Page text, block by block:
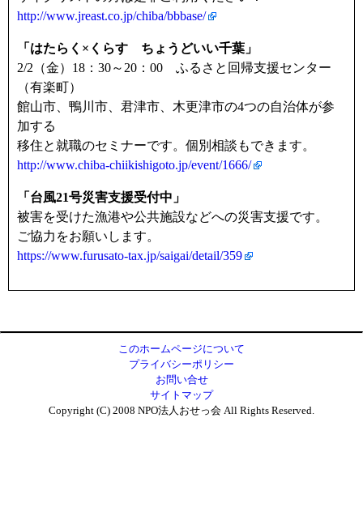
http://www.jreast.co.jp/chiba/bbbase/
「はたらく×くらす ちょうどいい千葉」
2/2（金）18：30～20：00 ふるさと回帰支援センター
（有楽町）
館山市、鴨川市、君津市、木更津市の4つの自治体が参
加する
移住と就職のセミナーです。個別相談もできます。
http://www.chiba-chiikishigoto.jp/event/1666/
「台風21号災害支援受付中」
被害を受けた漁港や公共施設などへの災害支援です。
ご協力をお願いします。
https://www.furusato-tax.jp/saigai/detail/359
このホームページについて
プライバシーポリシー
お問い合せ
サイトマップ
Copyright (C) 2008 NPO法人おせっ会 All Rights Reserved.